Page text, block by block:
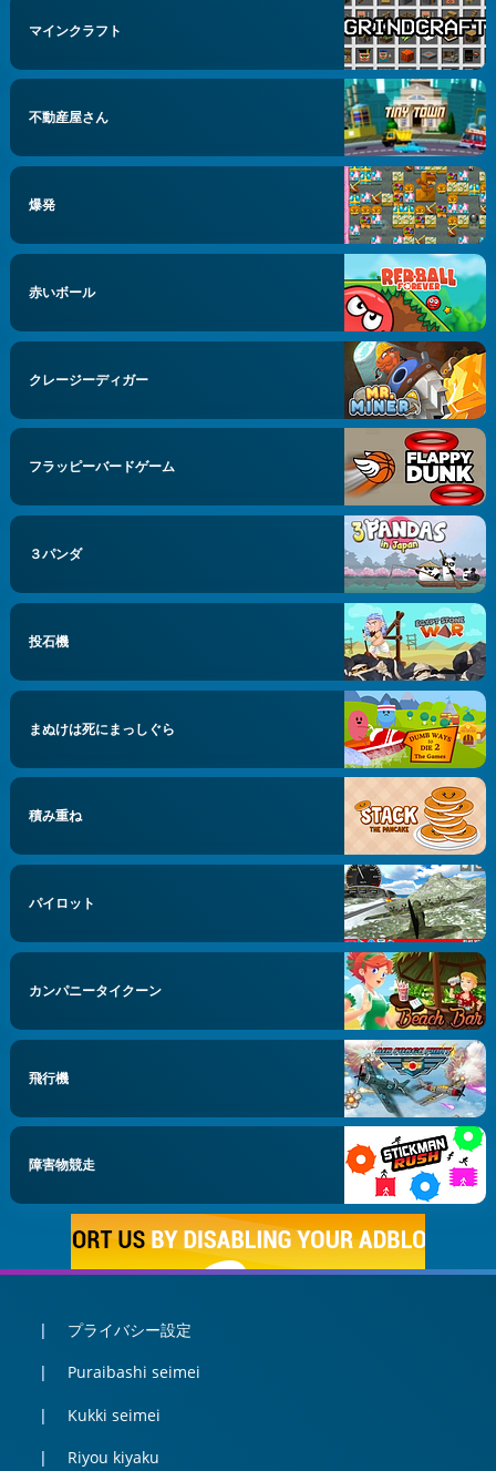
マインクラフト
不動産屋さん
爆発
赤いボール
クレージーディガー
フラッピーバードゲーム
３パンダ
投石機
まぬけは死にまっしぐら
積み重ね
パイロット
カンパニータイクーン
飛行機
障害物競走
プライバシー設定
Puraibashi seimei
Kukki seimei
Riyou kiyaku